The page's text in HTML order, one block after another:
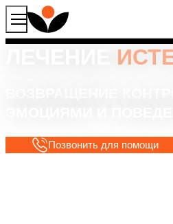
Позвонить для помощи
Продолжая работу с сайтом, вы
мы используем файлы